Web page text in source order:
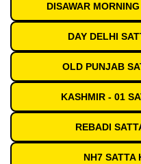
DISAWAR
DAY DELHI
OLD PUNJAB
KASHMIR - 01
REBADI
NH7 SATTA